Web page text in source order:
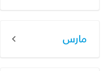
مارس